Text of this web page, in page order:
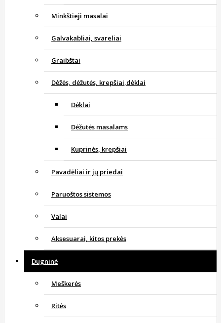
Minkštieji masalai
Galvakabliai, svareliai
Graibštai
Dėžės, dėžutės, krepšiai,dėklai
Dėklai
Dėžutės masalams
Kuprinės, krepšiai
Pavadėliai ir jų priedai
Paruoštos sistemos
Valai
Aksesuarai, kitos prekės
Dugninė
Meškerės
Ritės